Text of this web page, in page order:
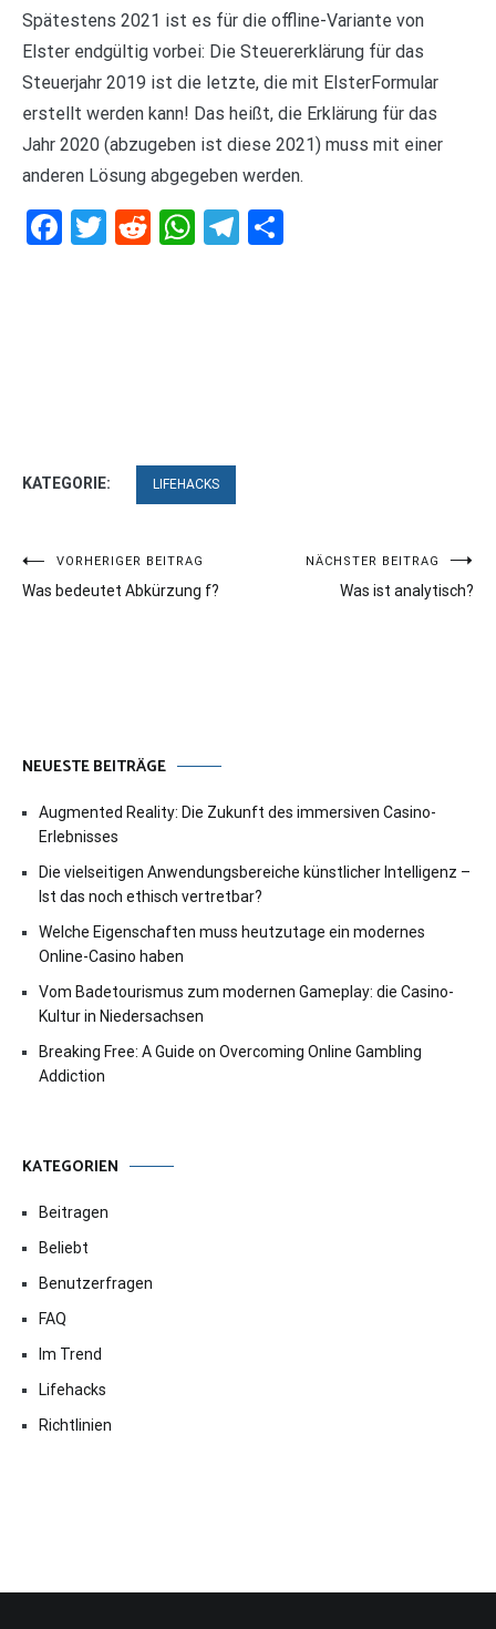
Spätestens 2021 ist es für die offline-Variante von
Elster endgültig vorbei: Die Steuererklärung für das
Steuerjahr 2019 ist die letzte, die mit ElsterFormular
erstellt werden kann! Das heißt, die Erklärung für das
Jahr 2020 (abzugeben ist diese 2021) muss mit einer
anderen Lösung abgegeben werden.
Facebook
Twitter
RedditWhatsApp
Telegram
KATEGORIE: LIFEHACKS
Beitragsnavigation
VORHERIGER BEITRAG
Was bedeutet Abkürzung f?
NÄCHSTER BEITRAG
Was ist analytisch?
NEUESTE BEITRÄGE
Augmented Reality: Die Zukunft des immersiven Casino-
Erlebnisses
Die vielseitigen Anwendungsbereiche künstlicher Intelligenz –
Ist das noch ethisch vertretbar?
Welche Eigenschaften muss heutzutage ein modernes
Online-Casino haben
Vom Badetourismus zum modernen Gameplay: die Casino-
Kultur in Niedersachsen
Breaking Free: A Guide on Overcoming Online Gambling
Addiction
KATEGORIEN
Beitragen
Beliebt
Benutzerfragen
FAQ
Im Trend
Lifehacks
Richtlinien